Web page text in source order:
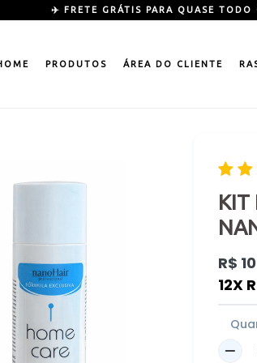
✈️ FRETE GRÁTIS PARA QUASE TODO
PRODUTOS ÁREA DO CLIENTE
KIT
R$
12X